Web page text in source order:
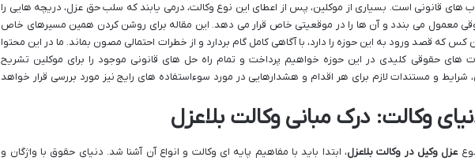
های قانونی است. بسیاری از موکلین، پس از اعطای این نوع وکالت، درمی یابند که سلب حق عزل، دریچه هایی را
معمول می بندد و آن ها را در موقعیتی خاص قرار می دهد. این مقاله برای روشن کردن همین مسیرهای خاص
که قصد ورود به این حوزه را دارد، با آگاهی کامل گام بردارد و از خطرات احتمالی مصون بماند. ما در این محتوا
های حقوقی کلیدی در این حوزه خواهیم پرداخت و تمام راه حل های قانونی موجود را برای موکلین تشریح
و مستندات لازم برای هر اقدام و هشدارهایی در مورد سوءاستفاده های رایج نیز مورد بررسی قرار خواهد
وکالت: درک مبانی وکالت بلاعزل
عزل وکیل در وکالت بلاعزل، ابتدا باید با مفاهیم پایه ای وکالت و انواع آن آشنا شد. دنیای حقوق با واژگان و